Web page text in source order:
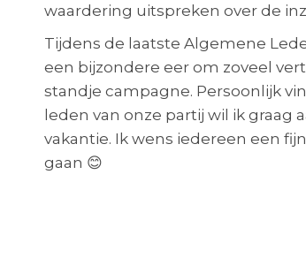
waardering uitspreken over de
Tijdens de laatste Algemene
een bijzondere eer om zoveel
standje campagne. Persoonlijk
leden van onze partij wil ik graag
vakantie. Ik wens iedereen een
gaan 😊